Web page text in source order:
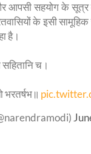
आपसी सहयोग के सूत्र
के इसी
है।
सहितानि च।
भरतर्षभ॥